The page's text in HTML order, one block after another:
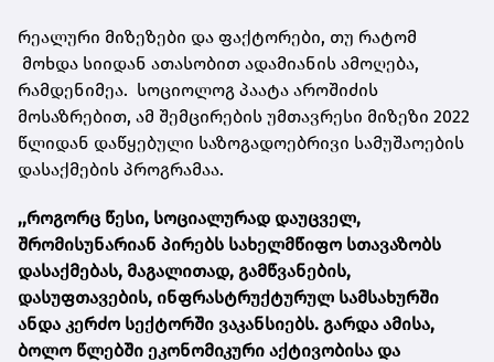
რეალური მიზეზები და ფაქტორები, თუ რატომ
მოხდა სიიდან ათასობით ადამიანის ამოღება,
რამდენიმეა. სოციოლოგ პაატა აროშიძის
მოსაზრებით, ამ შემცირების უმთავრესი მიზეზი 2022
წლიდან დაწყებული საზოგადოებრივი სამუშაოების
დასაქმების პროგრამაა.
,,როგორც წესი, სოციალურად დაუცველ,
შრომისუნარიან პირებს სახელმწიფო სთავაზობს
დასაქმებას, მაგალითად, გამწვანების,
დასუფთავების, ინფრასტრუქტურულ სამსახურში
ანდა კერძო სექტორში ვაკანსიებს. გარდა ამისა,
ბოლო წლებში ეკონომიკური აქტივობისა და